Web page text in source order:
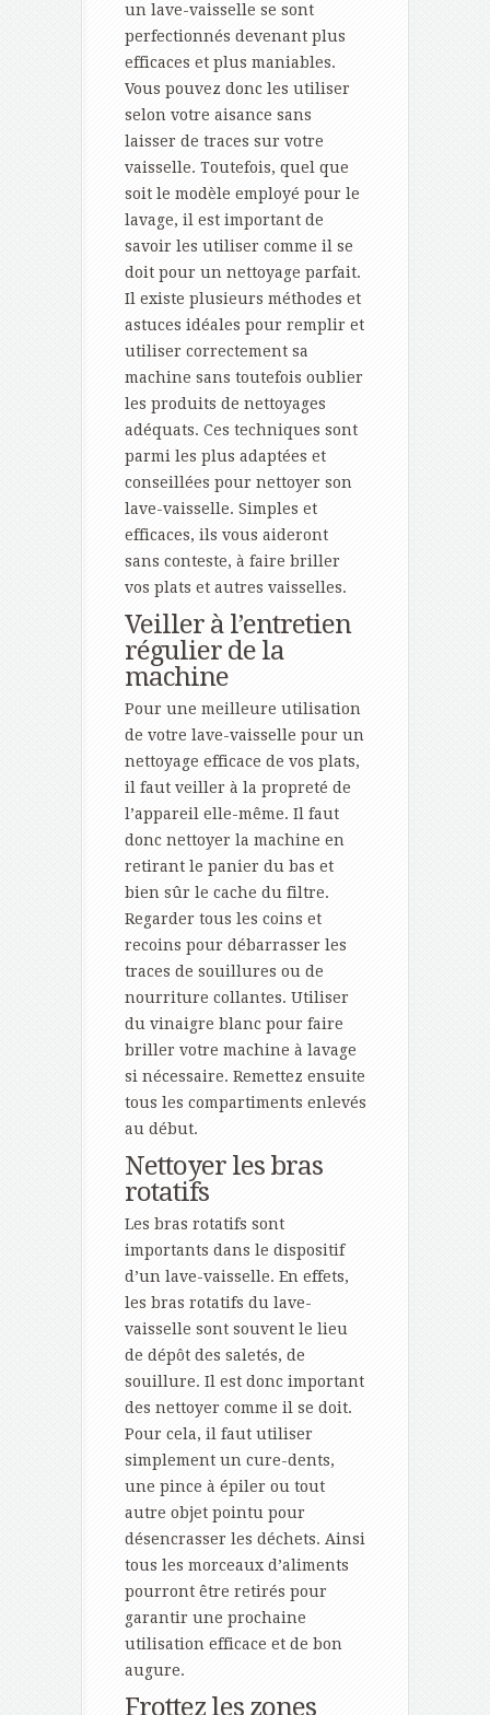
un lave-vaisselle se sont
perfectionnés devenant plus
efficaces et plus maniables.
Vous pouvez donc les utiliser
selon votre aisance sans
laisser de traces sur votre
vaisselle. Toutefois, quel que
soit le modèle employé pour le
lavage, il est important de
savoir les utiliser comme il se
doit pour un nettoyage parfait.
Il existe plusieurs méthodes et
astuces idéales pour remplir et
utiliser correctement sa
machine sans toutefois oublier
les produits de nettoyages
adéquats. Ces techniques sont
parmi les plus adaptées et
conseillées pour nettoyer son
lave-vaisselle. Simples et
efficaces, ils vous aideront
sans conteste, à faire briller
vos plats et autres vaisselles.
Veiller à l’entretien
régulier de la
machine
Pour une meilleure utilisation
de votre lave-vaisselle pour un
nettoyage efficace de vos plats,
il faut veiller à la propreté de
l’appareil elle-même. Il faut
donc nettoyer la machine en
retirant le panier du bas et
bien sûr le cache du filtre.
Regarder tous les coins et
recoins pour débarrasser les
traces de souillures ou de
nourriture collantes. Utiliser
du vinaigre blanc pour faire
briller votre machine à lavage
si nécessaire. Remettez ensuite
tous les compartiments enlevés
au début.
Nettoyer les bras
rotatifs
Les bras rotatifs sont
importants dans le dispositif
d’un lave-vaisselle. En effets,
les bras rotatifs du lave-
vaisselle sont souvent le lieu
de dépôt des saletés, de
souillure. Il est donc important
des nettoyer comme il se doit.
Pour cela, il faut utiliser
simplement un cure-dents,
une pince à épiler ou tout
autre objet pointu pour
désencrasser les déchets. Ainsi
tous les morceaux d’aliments
pourront être retirés pour
garantir une prochaine
utilisation efficace et de bon
augure.
Frottez les zones